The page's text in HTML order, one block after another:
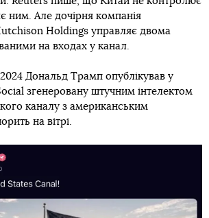
ним. Але дочірня компанія
Holdings управляє двома
на входах у канал.
Дональд Трамп опублікував у
згенеровану штучним інтелектом
каналу з американським
на вітрі.